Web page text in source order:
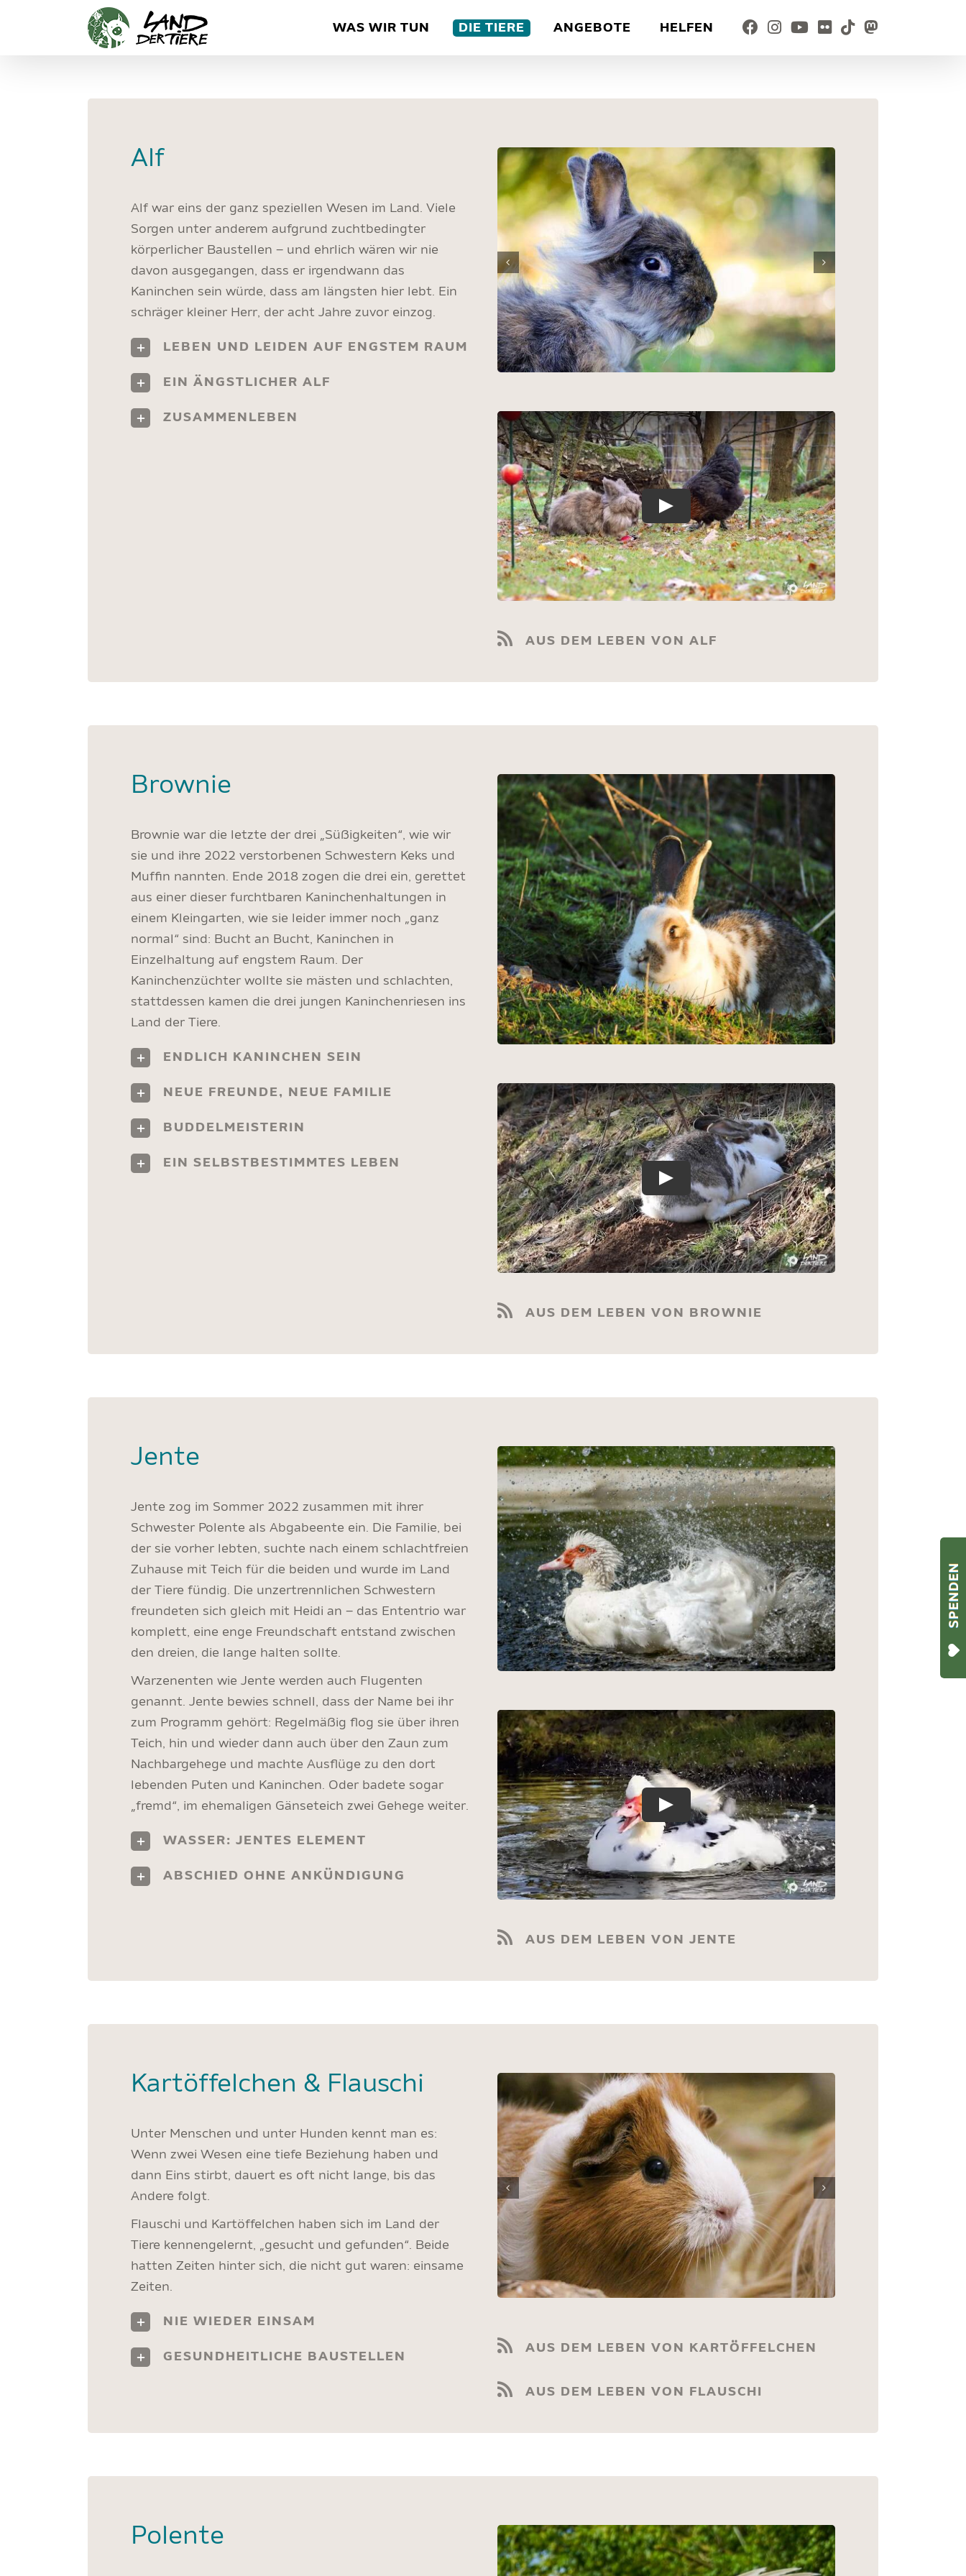
WAS WIR TUN DIE TIERE ANGEBOTE HELFEN
Alf
Alf war eins der ganz speziellen Wesen im Land. Viele
Sorgen unter anderem aufgrund zuchtbedingter
körperlicher Baustellen – und ehrlich wären wir nie
davon ausgegangen, dass er irgendwann das
Kaninchen sein würde, dass am längsten hier lebt. Ein
schräger kleiner Herr, der acht Jahre zuvor einzog.
LEBEN UND LEIDEN AUF ENGSTEM RAUM
EIN ÄNGSTLICHER ALF
ZUSAMMENLEBEN
AUS DEM LEBEN VON ALF
Brownie
Brownie war die letzte der drei „Süßigkeiten“, wie wir
sie und ihre 2022 verstorbenen Schwestern Keks und
Muffin nannten. Ende 2018 zogen die drei ein, gerettet
aus einer dieser furchtbaren Kaninchenhaltungen in
einem Kleingarten, wie sie leider immer noch „ganz
normal“ sind: Bucht an Bucht, Kaninchen in
Einzelhaltung auf engstem Raum. Der
Kaninchenzüchter wollte sie mästen und schlachten,
stattdessen kamen die drei jungen Kaninchenriesen ins
Land der Tiere.
ENDLICH KANINCHEN SEIN
NEUE FREUNDE, NEUE FAMILIE
BUDDELMEISTERIN
EIN SELBSTBESTIMMTES LEBEN
AUS DEM LEBEN VON BROWNIE
Jente
Jente zog im Sommer 2022 zusammen mit ihrer
Schwester Polente als Abgabeente ein. Die Familie, bei
der sie vorher lebten, suchte nach einem schlachtfreien
Zuhause mit Teich für die beiden und wurde im Land
der Tiere fündig. Die unzertrennlichen Schwestern
freundeten sich gleich mit Heidi an – das Ententrio war
komplett, eine enge Freundschaft entstand zwischen
den dreien, die lange halten sollte.
Warzenenten wie Jente werden auch Flugenten
genannt. Jente bewies schnell, dass der Name bei ihr
zum Programm gehört: Regelmäßig flog sie über ihren
Teich, hin und wieder dann auch über den Zaun zum
Nachbargehege und machte Ausflüge zu den dort
lebenden Puten und Kaninchen. Oder badete sogar
„fremd“, im ehemaligen Gänseteich zwei Gehege weiter.
WASSER: JENTES ELEMENT
ABSCHIED OHNE ANKÜNDIGUNG
AUS DEM LEBEN VON JENTE
Kartöffelchen & Flauschi
Unter Menschen und unter Hunden kennt man es:
Wenn zwei Wesen eine tiefe Beziehung haben und
dann Eins stirbt, dauert es oft nicht lange, bis das
Andere folgt.
Flauschi und Kartöffelchen haben sich im Land der
Tiere kennengelernt, „gesucht und gefunden“. Beide
hatten Zeiten hinter sich, die nicht gut waren: einsame
Zeiten.
NIE WIEDER EINSAM
GESUNDHEITLICHE BAUSTELLEN
AUS DEM LEBEN VON KARTÖFFELCHEN
AUS DEM LEBEN VON FLAUSCHI
Polente